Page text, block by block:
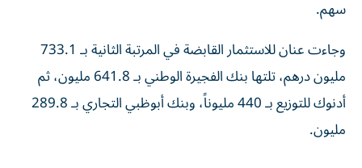
سهم.
وجاءت عنان للاستثمار القابضة في المرتبة الثانية بـ 733.1
مليون درهم، تلتها بنك الفجيرة الوطني بـ 641.8 مليون، ثم
أدنوك للتوزيع بـ 440 مليوناً، وبنك أبوظبي التجاري بـ 289.8
مليون.